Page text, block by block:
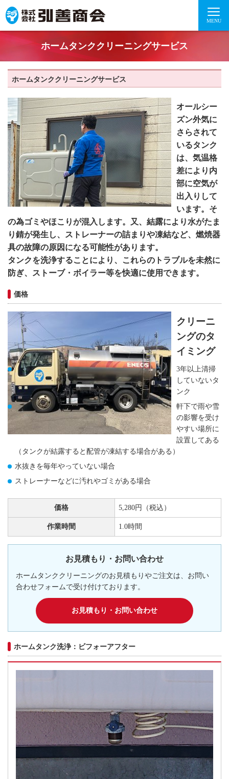
MENU
ホームタンククリーニングサービス
ホームタンククリーニングサービス
オールシー
ズン外気に
さらされて
いるタンク
は、気温格
差により内
部に空気が
出入りして
います。そ
の為ゴミやほこりが混入します。又、結露により水がたま
り錆が発生し、ストレーナーの詰まりや凍結など、燃焼器
具の故障の原因になる可能性があります。
タンクを洗浄することにより、これらのトラブルを未然に
防ぎ、ストーブ・ボイラー等を快適に使用できます。
価格
クリーニ
ングのタ
イミング
3年以上清掃
していないタ
ンク
軒下で雨や雪
の影響を受け
やすい場所に
設置してある
（タンクが結露すると配管が凍結する場合がある）
水抜きを毎年やっていない場合
ストレーナーなどに汚れやゴミがある場合
価格 5,280円（税込）
作業時間 1.0時間
お見積もり・お問い合わせ
ホームタンククリーニングのお見積もりやご注文は、お問い
合わせフォームで受け付けております。
お見積もり・お問い合わせ
ホームタンク洗浄：ビフォーアフター